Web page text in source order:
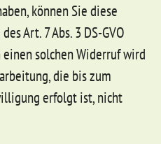
können Sie diese
Art. 7 Abs. 3 DS-GVO
solchen Widerruf wird
die bis zum
erfolgt ist, nicht